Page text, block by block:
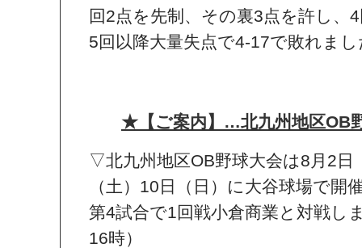
回2点を先制、その裏3点を許し、
5回以降大量失点で4-17で敗れまし
★【ご案内】…北九州地区OB
▽北九州地区OB野球大会は8月2日
（土）10日（日）に大谷球場で開
第4試合で1回戦小倉商業と対戦し
16時）